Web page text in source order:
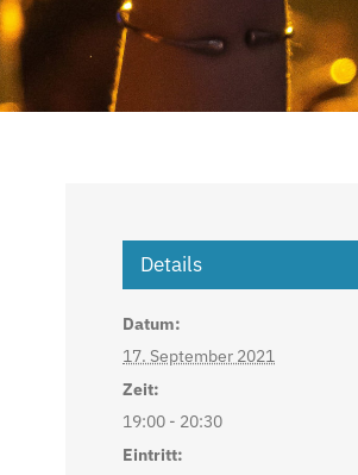
Details
Datum:
17. September 2021
Zeit:
19:00 - 20:30
Eintritt: